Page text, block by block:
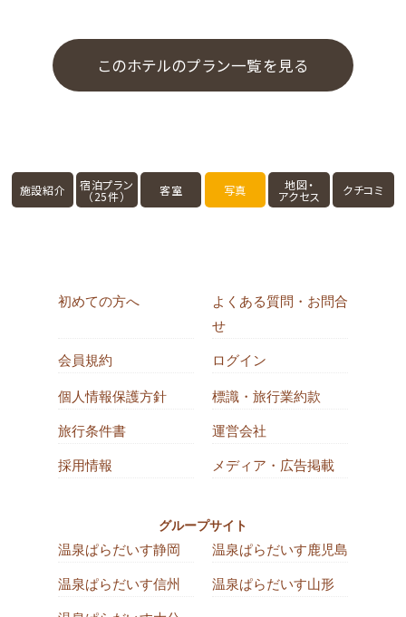
このホテルのプラン一覧を見る
施設紹介 宿泊プラン
（25件） 客室 写真 地図・
アクセス クチコミ
初めての方へ
よくある質問・お問合
せ
会員規約 ログイン
個人情報保護方針 標識・旅行業約款
旅行条件書 運営会社
採用情報 メディア・広告掲載
グループサイト
温泉ぱらだいす静岡 温泉ぱらだいす鹿児島
温泉ぱらだいす信州 温泉ぱらだいす山形